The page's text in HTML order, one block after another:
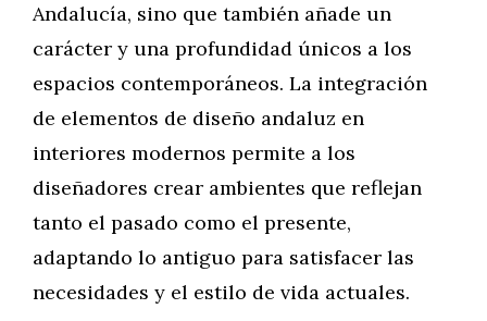
Andalucía, sino que también añade un
carácter y una profundidad únicos a los
espacios contemporáneos. La integración
de elementos de diseño andaluz en
interiores modernos permite a los
diseñadores crear ambientes que reflejan
tanto el pasado como el presente,
adaptando lo antiguo para satisfacer las
necesidades y el estilo de vida actuales.